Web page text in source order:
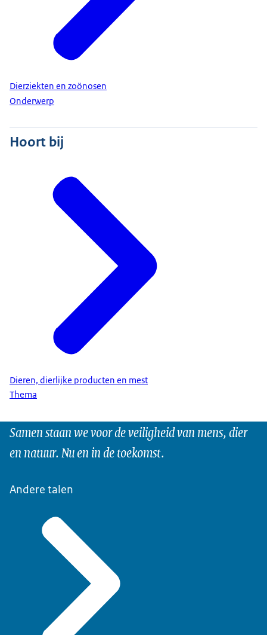
Dierziekten en zoönosen
Onderwerp
Hoort bij
Dieren, dierlijke producten en mest
Thema
Samen staan we voor de veiligheid van mens, dier
en natuur. Nu en in de toekomst.
Andere talen